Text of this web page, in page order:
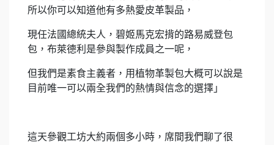
所以你可以知道他有多熱愛皮革製品，
現任法國總統夫人，碧姬馬克宏揹的路易威登包
包，布萊德利是參與製作成員之一呢，
但我們是素食主義者，用植物革製包大概可以說是
目前唯一可以兩全我們的熱情與信念的選擇」
這天參觀工坊大約兩個多小時，席間我們聊了很